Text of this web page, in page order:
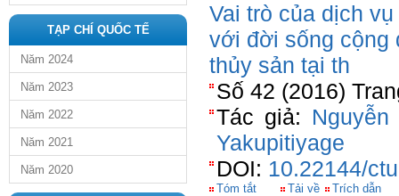
TẠP CHÍ QUỐC TẾ
Năm 2024
Năm 2023
Năm 2022
Năm 2021
Năm 2020
Vai trò của dịch
với đời sống cộng
thủy sản tại th
Số 42 (2016)
Tác giả:
Yakupitiyage
DOI: 10.22144/
Tóm tắt Tải về Trích dẫn